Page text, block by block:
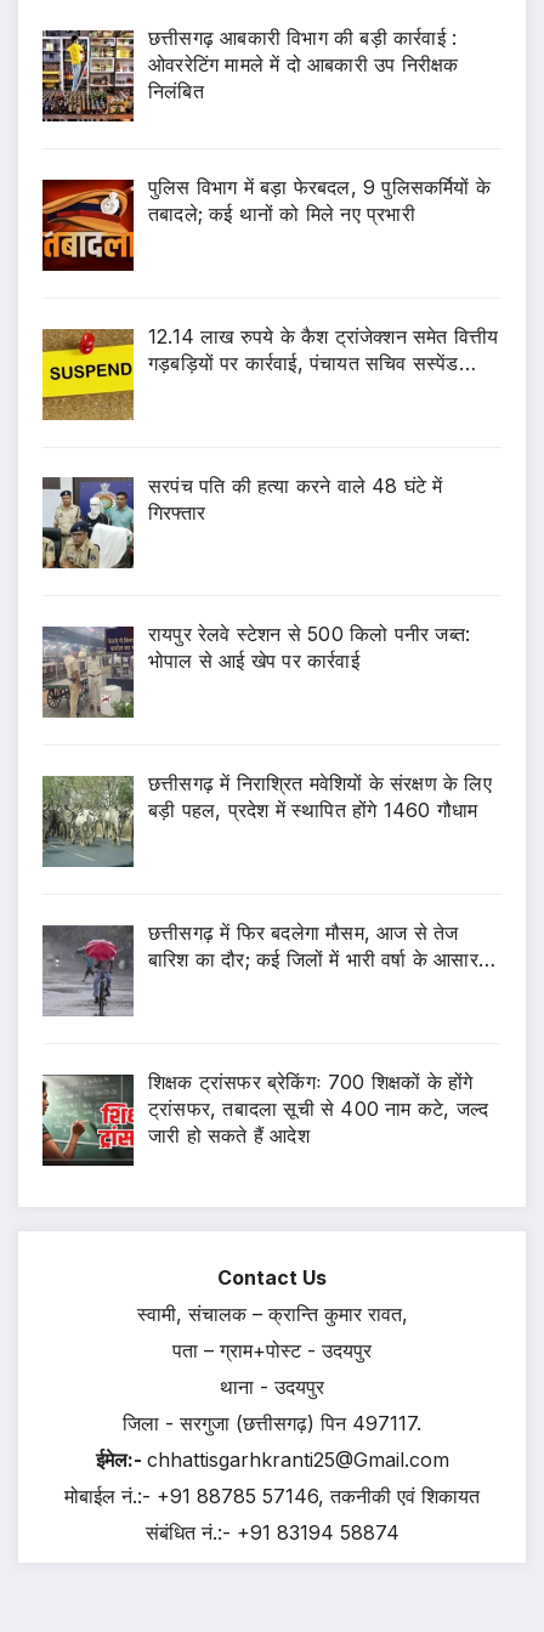
छत्तीसगढ़ आबकारी विभाग की बड़ी कार्रवाई :
ओवररेटिंग मामले में दो आबकारी उप निरीक्षक
निलंबित
पुलिस विभाग में बड़ा फेरबदल, 9 पुलिसकर्मियों के
तबादले; कई थानों को मिले नए प्रभारी
12.14 लाख रुपये के कैश ट्रांजेक्शन समेत वित्तीय
गड़बड़ियों पर कार्रवाई, पंचायत सचिव सस्पेंड…
सरपंच पति की हत्या करने वाले 48 घंटे में
गिरफ्तार
रायपुर रेलवे स्टेशन से 500 किलो पनीर जब्त:
भोपाल से आई खेप पर कार्रवाई
छत्तीसगढ़ में निराश्रित मवेशियों के संरक्षण के लिए
बड़ी पहल, प्रदेश में स्थापित होंगे 1460 गौधाम
छत्तीसगढ़ में फिर बदलेगा मौसम, आज से तेज
बारिश का दौर; कई जिलों में भारी वर्षा के आसार…
शिक्षक ट्रांसफर ब्रेकिंगः 700 शिक्षकों के होंगे
ट्रांसफर, तबादला सूची से 400 नाम कटे, जल्द
जारी हो सकते हैं आदेश
Contact Us
स्वामी, संचालक – क्रान्ति कुमार रावत,
पता – ग्राम+पोस्ट - उदयपुर
थाना - उदयपुर
जिला - सरगुजा (छत्तीसगढ़) पिन 497117.
ईमेल:- chhattisgarhkranti25@Gmail.com
मोबाईल नं.:- +91 88785 57146, तकनीकी एवं शिकायत
संबंधित नं.:- +91 83194 58874